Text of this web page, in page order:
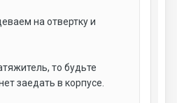
на отвертку и
то будьте
заедать в корпусе.